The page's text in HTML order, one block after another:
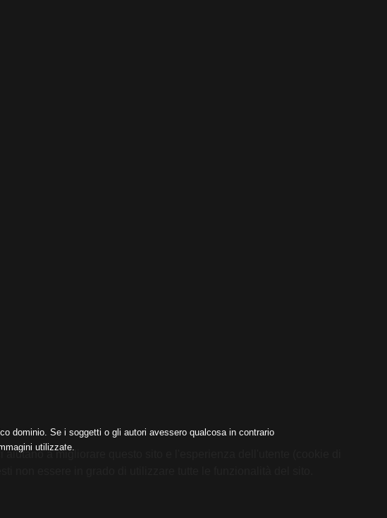
dominio. Se i soggetti o gli autori avessero qualcosa in contrario
utilizzate.
a migliorare questo sito e l'esperienza dell'utente (cookie di